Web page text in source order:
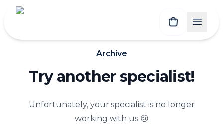
Archive
Try another specialist!
Unfortunately, your specialist is no longer
working with us 😢